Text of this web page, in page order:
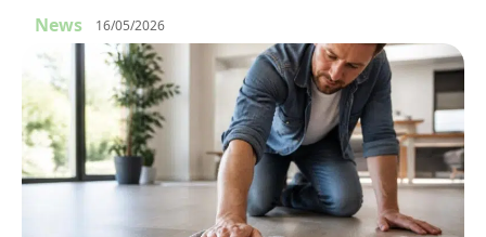
News 16/05/2026